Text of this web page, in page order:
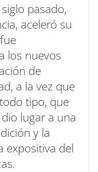
pasado,
aceleró su
los nuevos
de
a la vez que
tipo, que
lugar a una
y la
expositiva del